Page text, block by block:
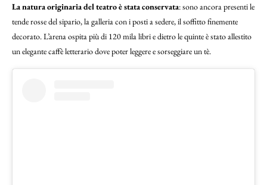
La natura originaria del teatro è stata conservata: sono ancora presenti le
tende rosse del sipario, la galleria con i posti a sedere, il soffitto finemente
decorato. L’arena ospita più di 120 mila libri e dietro le quinte è stato allestito
un elegante caffè letterario dove poter leggere e sorseggiare un tè.